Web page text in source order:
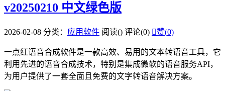
v20250210 中文绿色版
2026-02-08 分类： 应用软件 阅读() 评论(0) 赞(0)
一点红语音合成软件是一款高效、易用的文本转语音工具，它
利用先进的语音合成技术，特别是集成微软的语音服务API，
为用户提供了一套全面且免费的文字转语音解决方案。